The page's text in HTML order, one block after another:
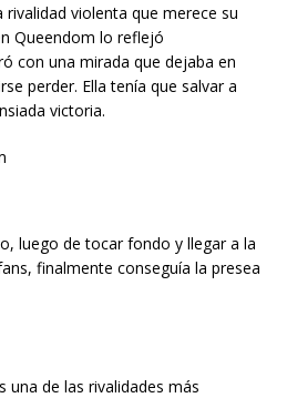
rivalidad violenta que merece su
Queendom lo reflejó
con una mirada que dejaba en
perder. Ella tenía que salvar a
victoria.
luego de tocar fondo y llegar a la
finalmente conseguía la presea
una de las rivalidades más